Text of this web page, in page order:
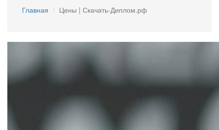
Главная Цены | Скачать-Диплом.рф